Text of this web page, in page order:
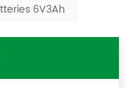
6V3Ah